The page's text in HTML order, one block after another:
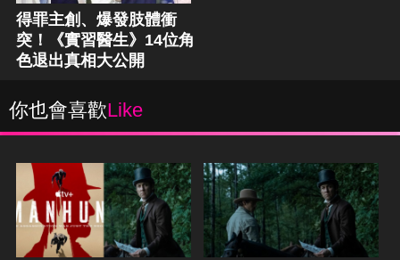
得罪主創、爆發肢體衝
突！《實習醫生》14位角
色退出真相大公開
你也會喜歡Like